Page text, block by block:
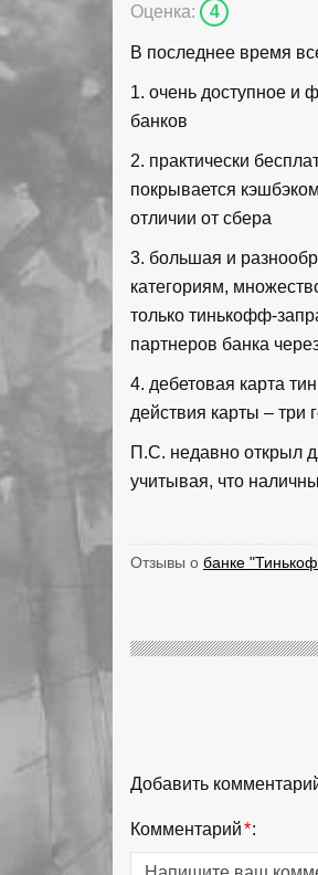
Оценка: 4
В последнее время
1. очень доступное и
банков
2. практически
покрывается
отличии от сбера
3. большая и
категориям,
только тинькофф-
партнеров банка
4. дебетовая карта
действия карты – три
П.С. недавно открыл
учитывая, что
Отзывы о банке
Добавить
Комментарий*: